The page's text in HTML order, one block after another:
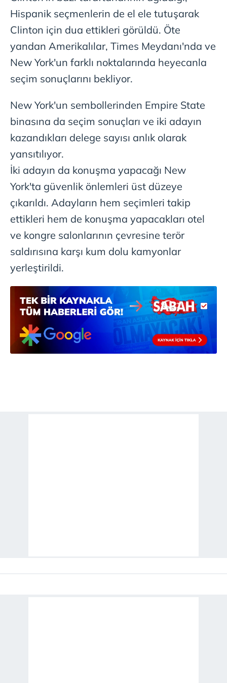
sınırlı olarak açık rızanız dahilinde kullanılacaktır.
Çerezlere ilişkin tercihlerinizi aşağıda yer alan panel
vasıtasıyla belirleyebilirsiniz. Çerezlere ilişkin detaylı bilgi
için Ayarlar butonuna tıklayabilir,Çerez Bilgilendirme
ziyaret edebilirsiniz.
hazırlanmış Aydınlatma Metnimizi okumak ve sitemizde
ilgili mevzuata uygun olarak kullanılan çerezlerle ilgili bilgi
almak için lütfen
tıklayınız .
Hispanik seçmenlerin de el ele tutuşarak
Clinton için dua ettikleri görüldü. Öte
yandan Amerikalılar, Times Meydanı'nda ve
New York'un farklı noktalarında heyecanla
seçim sonuçlarını bekliyor.
New York'un sembollerinden Empire State
binasına da seçim sonuçları ve iki adayın
kazandıkları delege sayısı anlık olarak
yansıtılıyor.
İki adayın da konuşma yapacağı New
York'ta güvenlik önlemleri üst düzeye
çıkarıldı. Adayların hem seçimleri takip
ettikleri hem de konuşma yapacakları otel
ve kongre salonlarının çevresine terör
saldırısına karşı kum dolu kamyonlar
yerleştirildi.